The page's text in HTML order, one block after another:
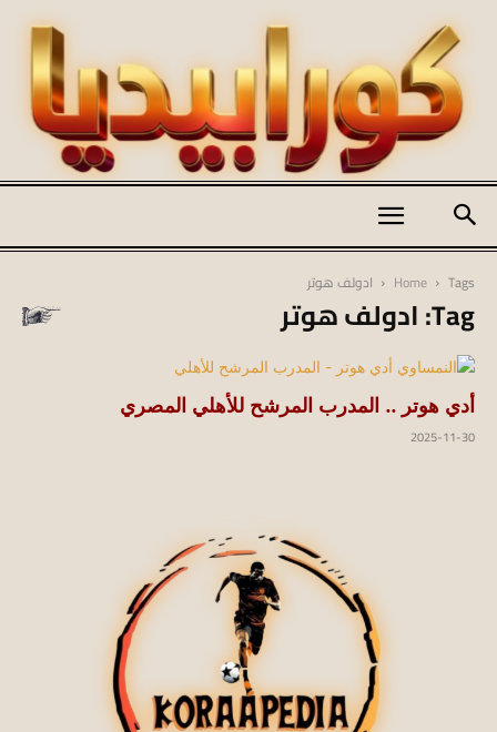
Home Tags ادولف هوتر
Tag: ادولف هوتر
أدي هوتر .. المدرب المرشح للأهلي المصري
2025-11-30